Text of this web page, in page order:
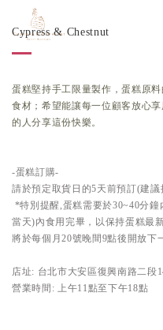
Cypress & Chestnut
蛋糕堅持手工限量製作 ，蛋糕原
食材；希望能讓每一位顧客放心享
的人分享這份快樂。
-蛋糕訂購-
請於預定取貨日的5天前預訂(建議
*特別提醒,蛋糕需要於30~40分
當天)內食用完畢，以保持蛋糕最
將於每個月20號晚間9點後開放下
店址: 台北市大安區復興南路二段
營業時間: 上午11點至下午18點